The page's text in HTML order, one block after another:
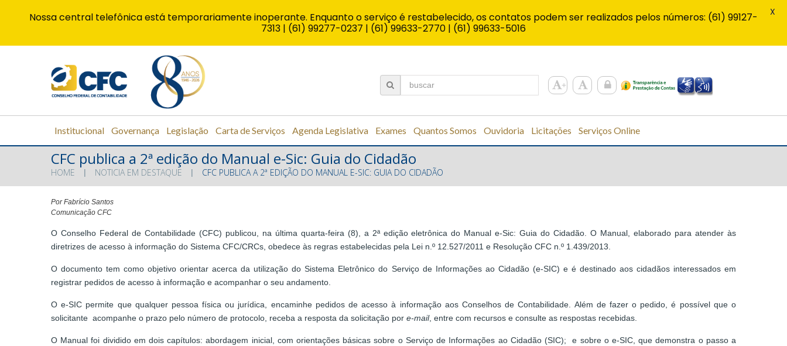
Institucional Governança Legislação Carta de Serviços Agenda Legislativa Exames Quantos Somos Ouvidoria Licitações Serviços Online
CFC publica a 2ª edição do Manual e-Sic: Guia do Cidadão
HOME NOTICIA EM DESTAQUE CFC PUBLICA A 2ª EDIÇÃO DO MANUAL E-SIC: GUIA DO CIDADÃO
Por Fabrício Santos
Comunicação CFC
O Conselho Federal de Contabilidade (CFC) publicou, na última quarta-feira (8), a 2ª edição eletrônica do Manual e-Sic: Guia do Cidadão. O Manual, elaborado para atender às
diretrizes de acesso à informação do Sistema CFC/CRCs, obedece às regras estabelecidas pela Lei n.º 12.527/2011 e Resolução CFC n.º 1.439/2013.
O documento tem como objetivo orientar acerca da utilização do Sistema Eletrônico do Serviço de Informações ao Cidadão (e-SIC) e é destinado aos cidadãos interessados em
registrar pedidos de acesso à informação e acompanhar o seu andamento.
O e-SIC permite que qualquer pessoa física ou jurídica, encaminhe pedidos de acesso à informação aos Conselhos de Contabilidade. Além de fazer o pedido, é possível que o
solicitante acompanhe o prazo pelo número de protocolo, receba a resposta da solicitação por e-mail, entre com recursos e consulte as respostas recebidas.
O Manual foi dividido em dois capítulos: abordagem inicial, com orientações básicas sobre o Serviço de Informações ao Cidadão (SIC); e sobre o e-SIC, que demonstra o passo a
Nossa central telefônica está temporariamente inoperante. Enquanto o serviço é restabelecido, os contatos podem ser realizados pelos números: (61) 99127-
7313 | (61) 99277-0237 | (61) 99633-2770 | (61) 99633-5016
X